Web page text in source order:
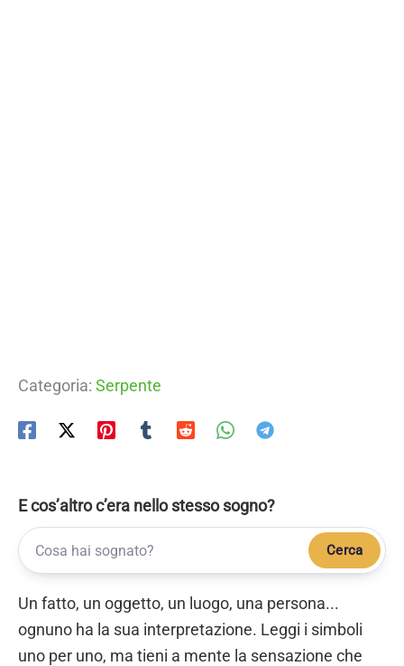
Categoria: Serpente
E cos’altro c’era nello stesso sogno?
Cerca
Un fatto, un oggetto, un luogo, una persona...
ognuno ha la sua interpretazione. Leggi i simboli
uno per uno, ma tieni a mente la sensazione che